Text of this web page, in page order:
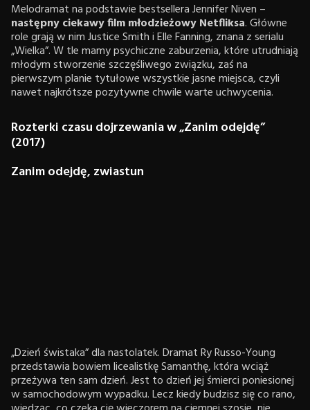
Melodramat na podstawie bestsellera Jennifer Niven –
następny ciekawy film młodzieżowy Netfliksa. Główne
role grają w nim Justice Smith i Elle Fanning, znana z serialu
„Wielka”. W tle mamy psychiczne zaburzenia, które utrudniają
młodym stworzenie szczęśliwego związku, zaś na
pierwszym planie tytułowe wszystkie jasne miejsca, czyli
nawet najkrótsze pozytywne chwile warte uchwycenia.
Rozterki czasu dojrzewania w „Zanim odejdę”
(2017)
Zanim odejdę, zwiastun
„Dzień świstaka” dla nastolatek. Dramat Ry Russo-Young
przedstawia bowiem licealistkę Samanthę, która wciąż
przeżywa ten sam dzień. Jest to dzień jej śmierci poniesionej
w samochodowym wypadku. Lecz kiedy budzisz się co rano,